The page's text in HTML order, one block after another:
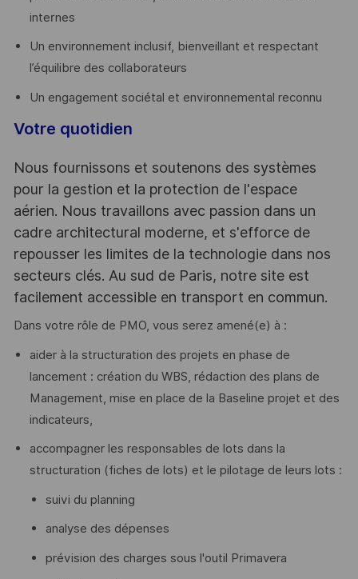
internes
Un environnement inclusif, bienveillant et respectant
l’équilibre des collaborateurs
Un engagement sociétal et environnemental reconnu
Votre quotidien
Nous fournissons et soutenons des systèmes
pour la gestion et la protection de l'espace
aérien. Nous travaillons avec passion dans un
cadre architectural moderne, et s'efforce de
repousser les limites de la technologie dans nos
secteurs clés. Au sud de Paris, notre site est
facilement accessible en transport en commun.
Dans votre rôle de PMO, vous serez amené(e) à :
aider à la structuration des projets en phase de
lancement : création du WBS, rédaction des plans de
Management, mise en place de la Baseline projet et des
indicateurs,
accompagner les responsables de lots dans la
structuration (fiches de lots) et le pilotage de leurs lots :
suivi du planning
analyse des dépenses
prévision des charges sous l'outil Primavera